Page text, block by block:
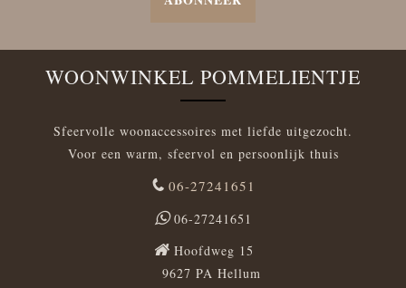
WOONWINKEL POMMELIENTJE
Sfeervolle woonaccessoires met liefde uitgezocht.
Voor een warm, sfeervol en persoonlijk thuis
06-27241651
06-27241651
Hoofdweg 15
9627 PA Hellum